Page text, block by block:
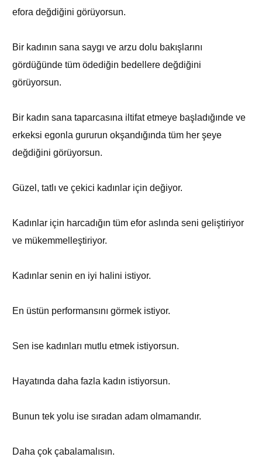
efora değdiğini görüyorsun.
Bir kadının sana saygı ve arzu dolu bakışlarını
gördüğünde tüm ödediğin bedellere değdiğini
görüyorsun.
Bir kadın sana taparcasına iltifat etmeye başladığınde ve
erkeksi egonla gururun okşandığında tüm her şeye
değdiğini görüyorsun.
Güzel, tatlı ve çekici kadınlar için değiyor.
Kadınlar için harcadığın tüm efor aslında seni geliştiriyor
ve mükemmelleştiriyor.
Kadınlar senin en iyi halini istiyor.
En üstün performansını görmek istiyor.
Sen ise kadınları mutlu etmek istiyorsun.
Hayatında daha fazla kadın istiyorsun.
Bunun tek yolu ise sıradan adam olmamandır.
Daha çok çabalamalısın.